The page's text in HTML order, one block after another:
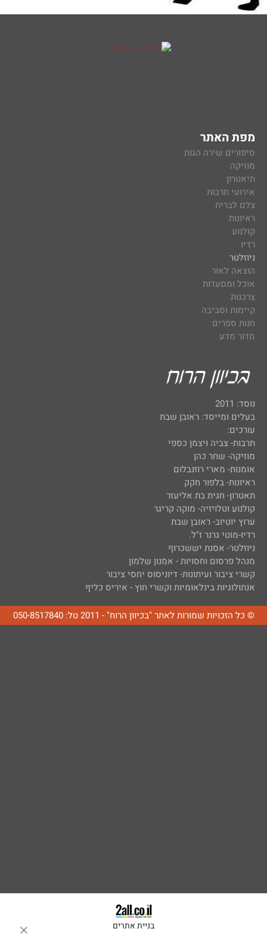
מפת האתר
סיפורים שירה הגות
מוזיקה
תיאטרון
אירועי תרבות
צלם לברית
ראיונות
קולנוע
רדיו
ניוזלטר
הוצאה לאור
אוכל ומסעדות
צרכנות
קיימות וסביבה
חנות ספרים
מדור מדע
נוסד: 2011
בעלים ומייסד: ראובן שבת
עורכים:
תרבות- צביה ויצמן כספי
מוזיקה- שחר כהן
אומנות- מארי רוזנבלום
ראיונות- בלפור חקק
תאטרון- חגית בת אליעזר
קולנוע וטלויזיה- מוקה קריגר
ערוץ יוטיוב- ראובן שבת
רדיו-מוטי גרנר ז"ל.
ניוזלטר- אסנת יששכרוף
מנהל פרסום וחסויות - אמנון שלמון
קשרי ציבור ועיתונות- דיוניסוס יחסי ציבור
אנתולוגיות בינלאומיות וקשרי חוץ - איריס כליף
© כל הזכויות שמורות לאתר "בכיוון הרוח" - 2011 טל: 050-8517840
בניית אתרים